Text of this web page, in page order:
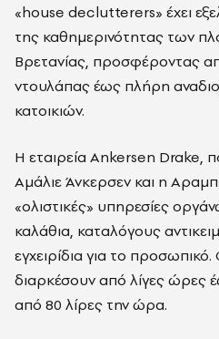
«house declutterers» έχει
της καθημερινότητας των
Βρετανίας, προσφέροντας
ντουλάπας έως πλήρη
κατοικιών.
Η εταιρεία Ankersen Drake,
Αμάλιε Άνκερσεν και η
«ολιστικές» υπηρεσίες
καλάθια, καταλόγους
εγχειρίδια για το
διαρκέσουν από λίγες ώρες
από 80 λίρες την ώρα.